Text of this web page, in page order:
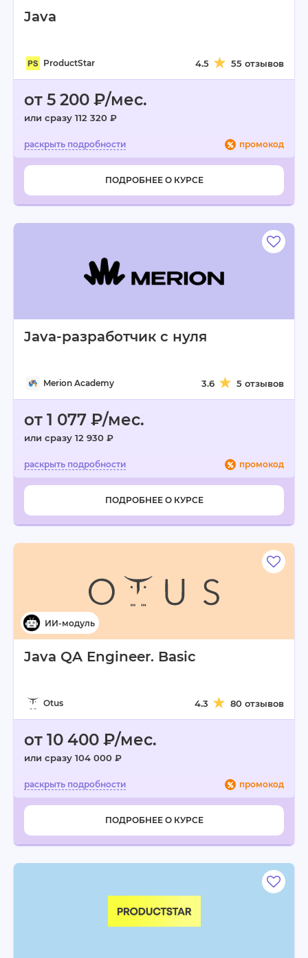
Java
ProductStar 4.5 55 отзывов
от 5 200 ₽/мес.
или сразу 112 320 ₽
промокод
ПОДРОБНЕЕ О КУРСЕ
Java-разработчик с нуля
Merion Academy 3.6 5 отзывов
от 1 077 ₽/мес.
или сразу 12 930 ₽
промокод
ПОДРОБНЕЕ О КУРСЕ
Java QA Engineer. Basic
Otus 4.3 80 отзывов
от 10 400 ₽/мес.
или сразу 104 000 ₽
промокод
ПОДРОБНЕЕ О КУРСЕ